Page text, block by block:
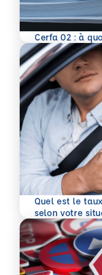
Cerfa 02 : à
En savoir plus
Quel est le
selon votre
En savoir plus